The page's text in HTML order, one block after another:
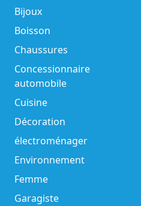
Bijoux
Boisson
Chaussures
Concessionnaire
automobile
Cuisine
Décoration
électroménager
Environnement
Femme
Garagiste